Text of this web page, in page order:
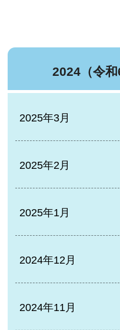
2024（令
2025年3月
2025年2月
2025年1月
2024年12月
2024年11月